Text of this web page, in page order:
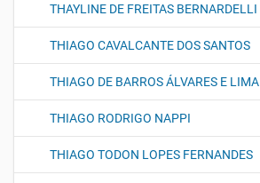
THAYLINE DE FREITAS BERNARDELLI
THIAGO CAVALCANTE DOS SANTOS
THIAGO DE BARROS ÁLVARES E LIMA
THIAGO RODRIGO NAPPI
THIAGO TODON LOPES FERNANDES